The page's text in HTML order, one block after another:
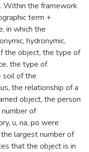
Within the framework
term +
in which the
hydronymic,
the object, the type of
the type of
soil of the
the relationship of a
object, the person
of
u, na, po were
largest number of
that the object is in